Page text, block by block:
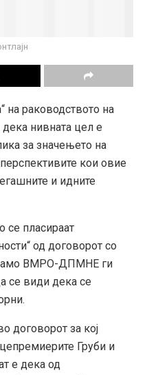
на раководството на
нивната цел е
за значењето на
кои овие
и идните
се пласираат
од договорот со
само ВМРО-ДПМНЕ ги
се види дека се
договорот за кој
Груби и
е дека од